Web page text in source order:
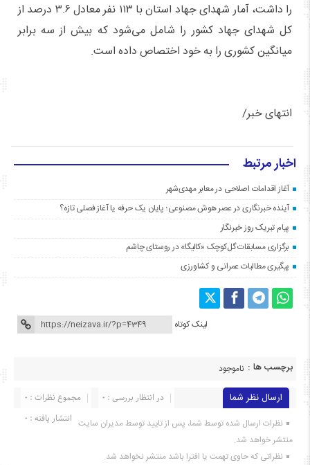
را داشت، آمار شهدای جهاد استان با ۱۱۳ نفر معادل ۳.۶ درصد از
کل شهدای جهاد کشور را شامل می‌شود که بیش از سه برابر
میانگین کشوری را به خود اختصاص داده است.
انتهای خبر/
اخبار مرتبط
آغاز اقدامات اصلاحی در معابر مهدی‌شهر
آینده خبرنگاری در عصر هوش مصنوعی؛ پایان یک حرفه یا آغاز فصلی تازه؟
پیام تبریک روز خبرنگار
برگزاری مسابقات گل‌کوچک «کالیگا» در روستای چاشم
پیگیری مطالبات عمرانی و کشاورزی
لینک کوتاه
برچسب ها : ناموجود
ارسال نظر شما مجموع نظرات : 0
در انتظار بررسی : 0
انتشار یافته : ۰ نظرات ارسال شده توسط شما، پس از تایید توسط مدیران سایت
منتشر خواهد شد.
نظراتی که حاوی تهمت یا افترا باشد منتشر نخواهد شد.